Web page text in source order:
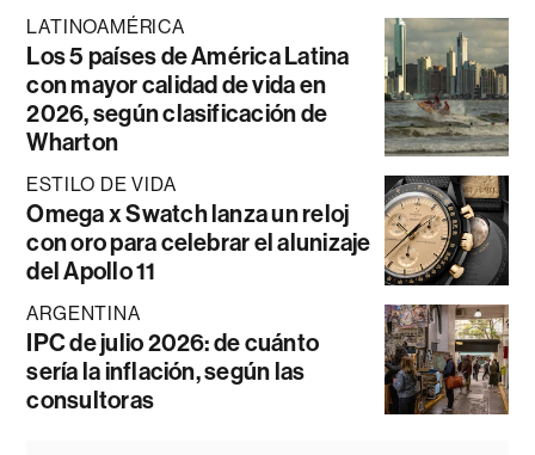
LATINOAMÉRICA
Los 5 países de América Latina
con mayor calidad de vida en
2026, según clasificación de
Wharton
ESTILO DE VIDA
Omega x Swatch lanza un reloj
con oro para celebrar el alunizaje
del Apollo 11
ARGENTINA
IPC de julio 2026: de cuánto
sería la inflación, según las
consultoras